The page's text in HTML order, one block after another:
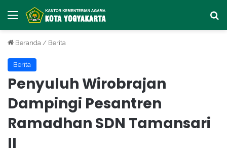
Menu
Beranda / Berita
Berita
Penyuluh Wirobrajan
Dampingi Pesantren
Ramadhan SDN Tamansari
II